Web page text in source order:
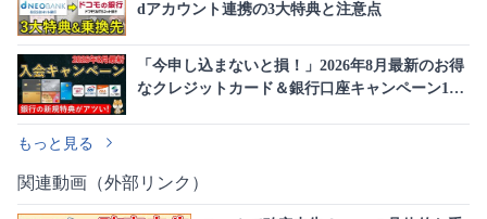
dアカウント連携の3大特典と注意点
「今申し込まないと損！」2026年8月最新のお得
なクレジットカード＆銀行口座キャンペーン10
もっと見る
関連動画（外部リンク）